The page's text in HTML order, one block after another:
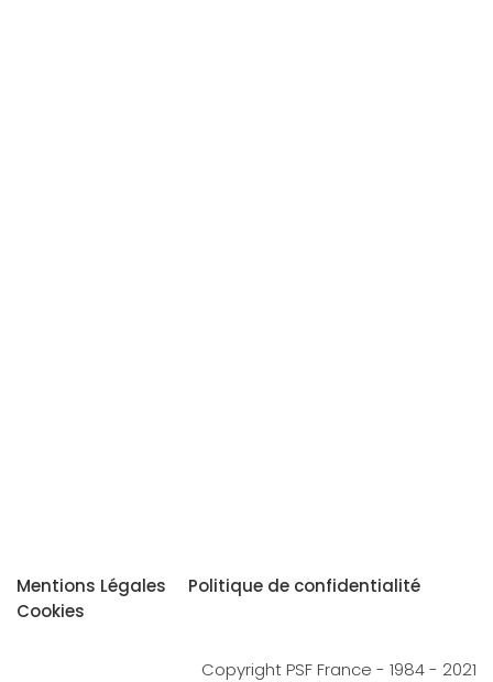
Mentions Légales
Politique de confidentialité
Cookies
Copyright PSF France - 1984 - 2021